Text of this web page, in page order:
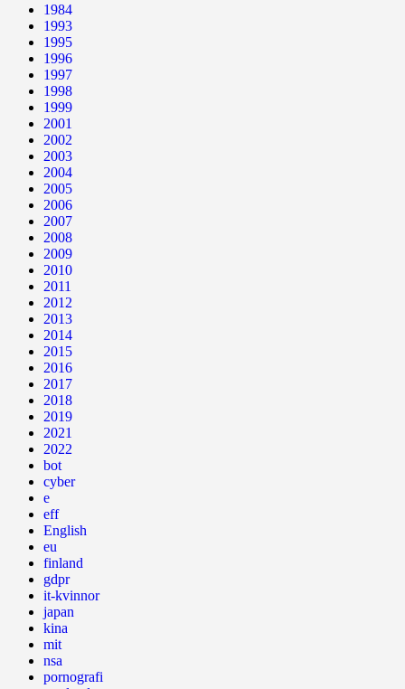
1984
1993
1995
1996
1997
1998
1999
2001
2002
2003
2004
2005
2006
2007
2008
2009
2010
2011
2012
2013
2014
2015
2016
2017
2018
2019
2021
2022
bot
cyber
e
eff
English
eu
finland
gdpr
it-kvinnor
japan
kina
mit
nsa
pornografi